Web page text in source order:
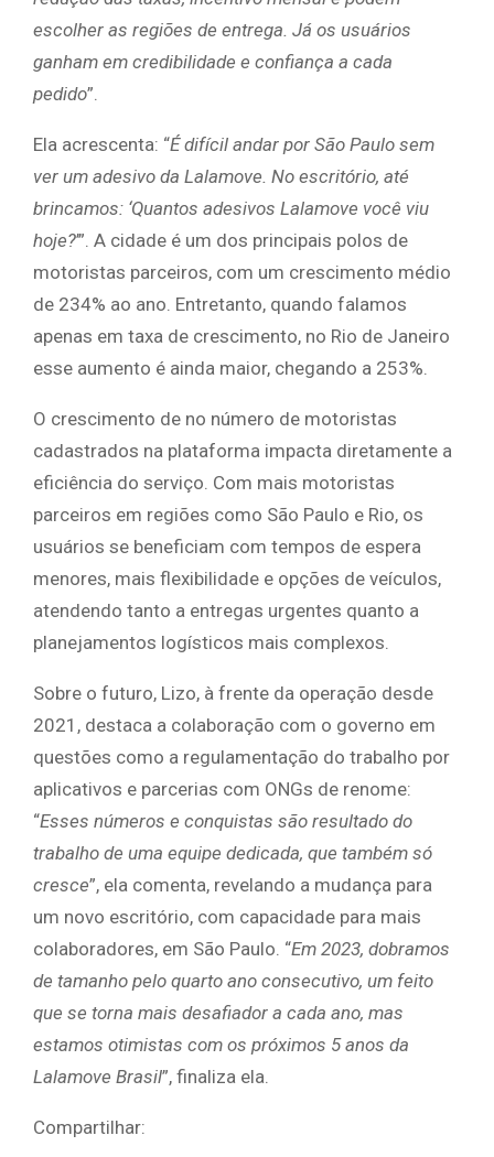
escolher as regiões de entrega. Já os usuários
ganham em credibilidade e confiança a cada
pedido”.
Ela acrescenta: “É difícil andar por São Paulo sem
ver um adesivo da Lalamove. No escritório, até
brincamos: ‘Quantos adesivos Lalamove você viu
hoje?’”. A cidade é um dos principais polos de
motoristas parceiros, com um crescimento médio
de 234% ao ano. Entretanto, quando falamos
apenas em taxa de crescimento, no Rio de Janeiro
esse aumento é ainda maior, chegando a 253%.
O crescimento de no número de motoristas
cadastrados na plataforma impacta diretamente a
eficiência do serviço. Com mais motoristas
parceiros em regiões como São Paulo e Rio, os
usuários se beneficiam com tempos de espera
menores, mais flexibilidade e opções de veículos,
atendendo tanto a entregas urgentes quanto a
planejamentos logísticos mais complexos.
Sobre o futuro, Lizo, à frente da operação desde
2021, destaca a colaboração com o governo em
questões como a regulamentação do trabalho por
aplicativos e parcerias com ONGs de renome:
“Esses números e conquistas são resultado do
trabalho de uma equipe dedicada, que também só
cresce”, ela comenta, revelando a mudança para
um novo escritório, com capacidade para mais
colaboradores, em São Paulo. “Em 2023, dobramos
de tamanho pelo quarto ano consecutivo, um feito
que se torna mais desafiador a cada ano, mas
estamos otimistas com os próximos 5 anos da
Lalamove Brasil”, finaliza ela.
Compartilhar: